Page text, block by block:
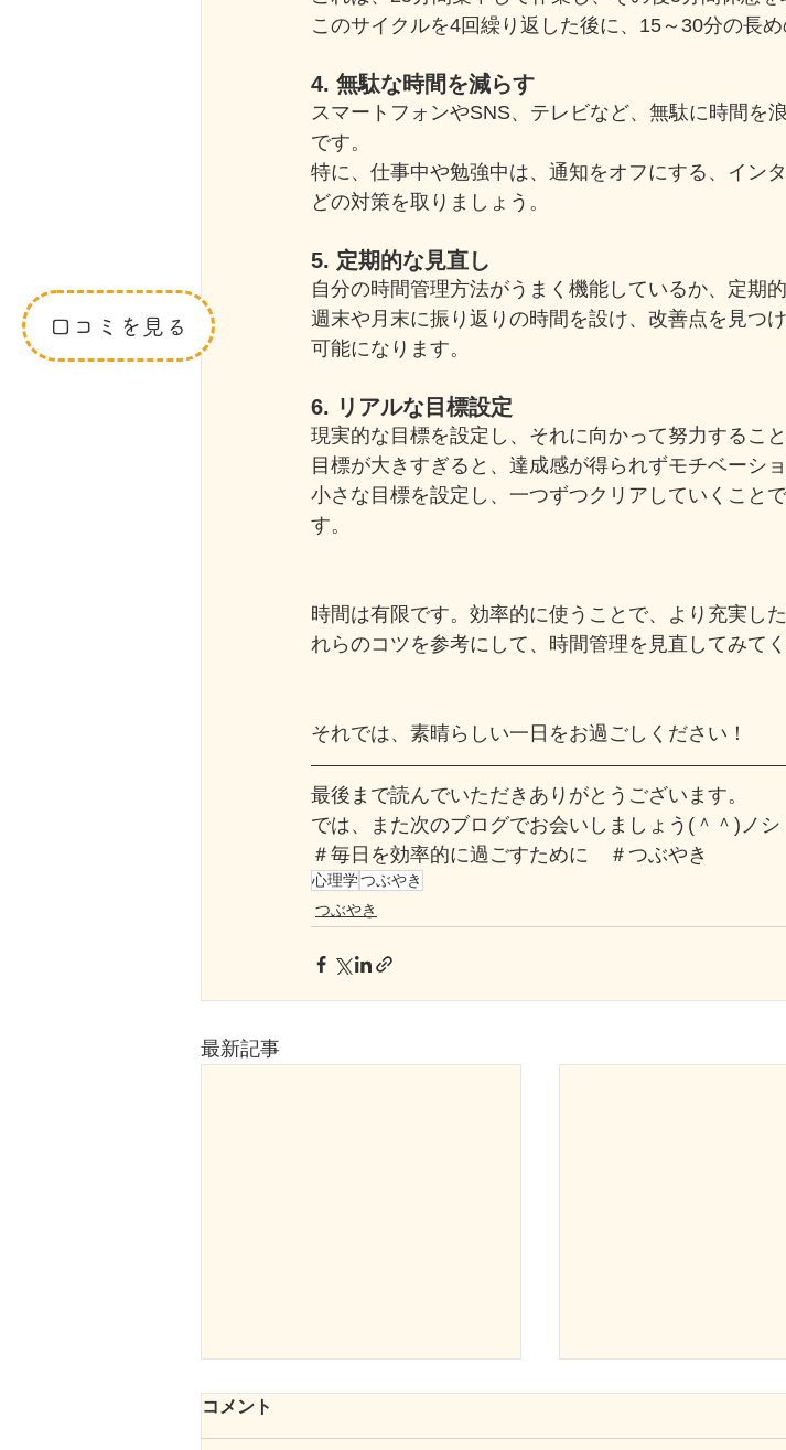
口コミを見る
このサイクルを4回繰り返した後に、15～30分の長め
4. 無駄な時間を減らす
スマートフォンやSNS、テレビなど、無駄に時間を
です。
特に、仕事中や勉強中は、通知をオフにする、イン
どの対策を取りましょう。
5. 定期的な見直し
自分の時間管理方法がうまく機能しているか、定期
週末や月末に振り返りの時間を設け、改善点を見つ
可能になります。
6. リアルな目標設定
現実的な目標を設定し、それに向かって努力すること
目標が大きすぎると、達成感が得られずモチベーシ
小さな目標を設定し、一つずつクリアしていくこと
す。
時間は有限です。効率的に使うことで、より充実し
れらのコツを参考にして、時間管理を見直してみてく
それでは、素晴らしい一日をお過ごしください！
最後まで読んでいただきありがとうございます。
では、また次のブログでお会いしましょう(＾＾)ノシ
＃ 毎日を効率的に過ごすために ＃つぶやき
心理学つぶやき
つぶやき
最新記事
コメント